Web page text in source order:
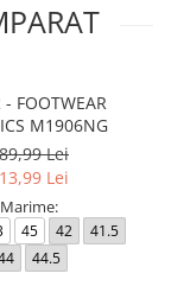
FOOTWEAR
M1906NG
Lei
Lei
Marime:
45 42
41.5
44.5